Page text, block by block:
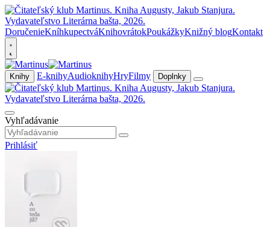
DoručenieKníhkupectváKnihovrátokPoukážkyKnižný blogKontakt
Knihy E-knihyAudioknihyHryFilmy Doplnky
Vyhľadávanie
Prihlásiť